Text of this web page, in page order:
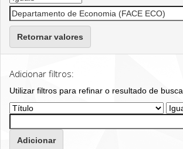
Retornar valores
Adicionar filtros:
Utilizar filtros para refinar o resultado de busca.